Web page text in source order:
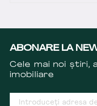
ABONARE LA
Cele mai noi știri,
imobiliare